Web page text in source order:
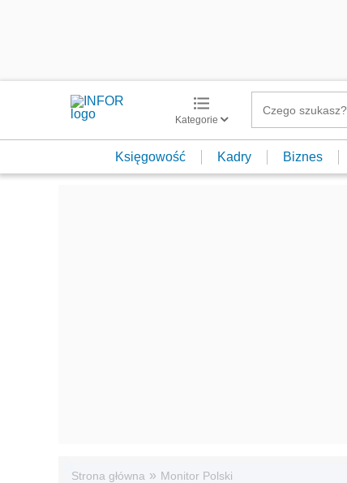
Kategorie
Księgowość Kadry Biznes
Strona główna » Monitor Polski